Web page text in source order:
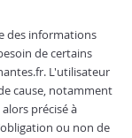
des informations
de certains
L'utilisateur
cause, notamment
précisé à
ou non de